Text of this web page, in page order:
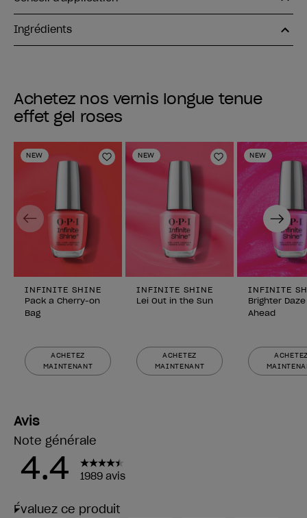
Ingrédients
Achetez nos vernis longue tenue
effet gel roses
NEW
Ajouter aux favoris
INFINITE SHINE
Pack a Cherry-on
Bag
ACHETEZ
MAINTENANT
NEW
Ajouter aux
INFINITE SHINE
Lei Out in the Sun
ACHETEZ
MAINTENANT
NEW
INFINITE
Brighter Daze
Ahead
Previous Next